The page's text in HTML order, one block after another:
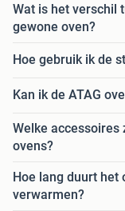
Wat is het verschil
gewone oven?
Hoe gebruik ik de
Kan ik de ATAG
Welke accessoires
ovens?
Hoe lang duurt het
verwarmen?